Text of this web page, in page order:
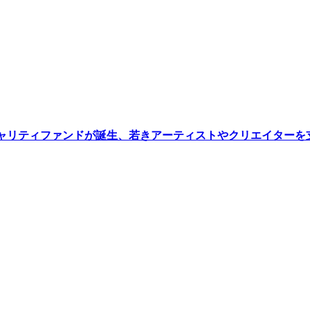
ティファンドが誕生、若きアーティストやクリエイターを